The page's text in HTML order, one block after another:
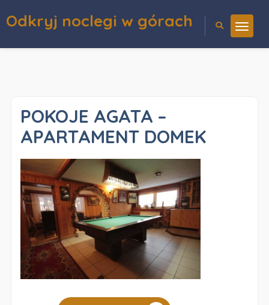
Odkryj noclegi w górach
POKOJE AGATA –
APARTAMENT DOMEK